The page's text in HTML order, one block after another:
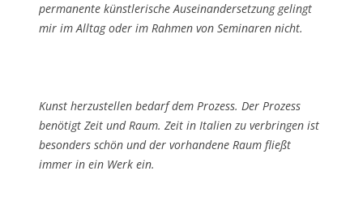
permanente künstlerische Auseinandersetzung gelingt
mir im Alltag oder im Rahmen von Seminaren nicht.
Kunst herzustellen bedarf dem Prozess. Der Prozess
benötigt Zeit und Raum. Zeit in Italien zu verbringen ist
besonders schön und der vorhandene Raum fließt
immer in ein Werk ein.